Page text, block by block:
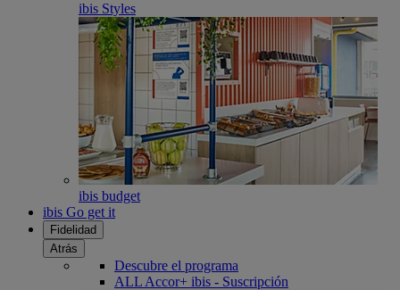
ibis Styles
ibis budget
ibis Go get it
Fidelidad
Atrás
Descubre el programa
ALL Accor+ ibis - Suscripción